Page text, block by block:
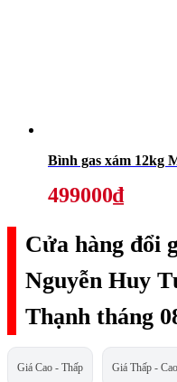
Bình gas xám 12kg
499000₫
Cửa hàng đổi
Nguyễn Huy
Thạnh tháng
Giá Cao - Thấp Giá Thấp - Cao